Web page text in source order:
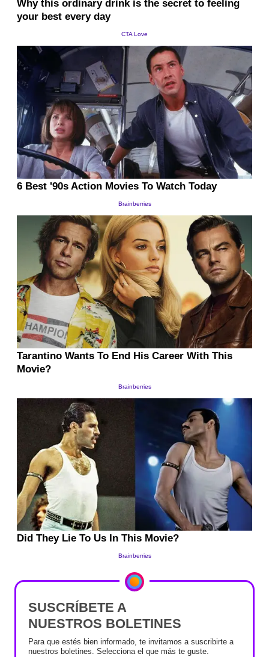
SUSCRÍBETE A
NUESTROS BOLETINES
Para que estés bien informado, te invitamos a suscribirte a
nuestros boletines. Selecciona el que más te guste.